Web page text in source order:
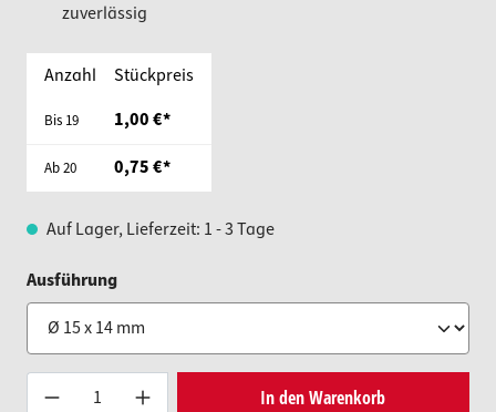
zuverlässig
Anzahl Stückpreis
Bis 19 1,00 €*
Ab20 0,75 €*
Auf Lager, Lieferzeit: 1 - 3 Tage
Ausführungauswählen
Produkt Anzahl: Gib den
In den Warenkorb